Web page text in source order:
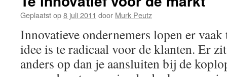
Geplaatst op8 juli 2011 door Murk Peutz
Innovatieve ondernemers lopen er vaak
idee is te radicaal voor de klanten. Er
anders op dan je aansluiten bij de